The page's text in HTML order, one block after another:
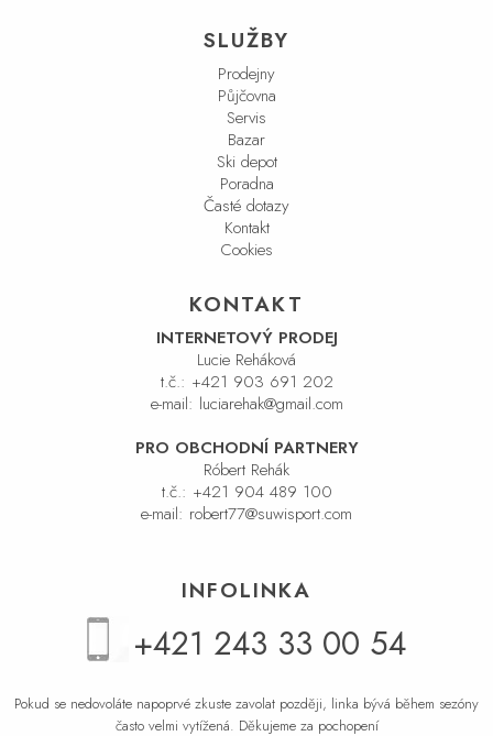
SLUŽBY
Prodejny
Půjčovna
Servis
Bazar
Ski depot
Poradna
Časté dotazy
Kontakt
Cookies
KONTAKT
INTERNETOVÝ PRODEJ
Lucie Reháková
t.č.: +421 903 691 202
e-mail: luciarehak@gmail.com
PRO OBCHODNÍ PARTNERY
Róbert Rehák
t.č.: +421 904 489 100
e-mail: robert77@suwisport.com
INFOLINKA
+421 243 33 00 54
Pokud se nedovoláte napoprvé zkuste zavolat později, linka bývá během sezóny
často velmi vytížená. Děkujeme za pochopení